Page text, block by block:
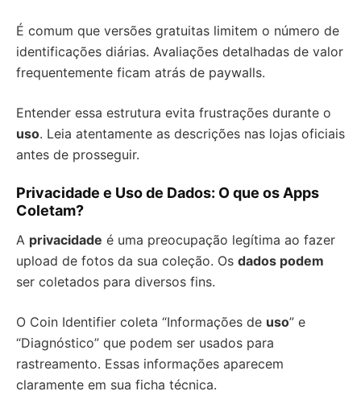
É comum que versões gratuitas limitem o número de
identificações diárias. Avaliações detalhadas de valor
frequentemente ficam atrás de paywalls.
Entender essa estrutura evita frustrações durante o
uso. Leia atentamente as descrições nas lojas oficiais
antes de prosseguir.
Privacidade e Uso de Dados: O que os Apps
Coletam?
A privacidade é uma preocupação legítima ao fazer
upload de fotos da sua coleção. Os dados podem
ser coletados para diversos fins.
O Coin Identifier coleta “Informações de uso” e
“Diagnóstico” que podem ser usados para
rastreamento. Essas informações aparecem
claramente em sua ficha técnica.